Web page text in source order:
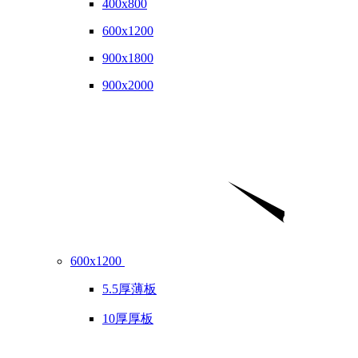
400x800
600x1200
900x1800
900x2000
600x1200
5.5厚薄板
10厚厚板